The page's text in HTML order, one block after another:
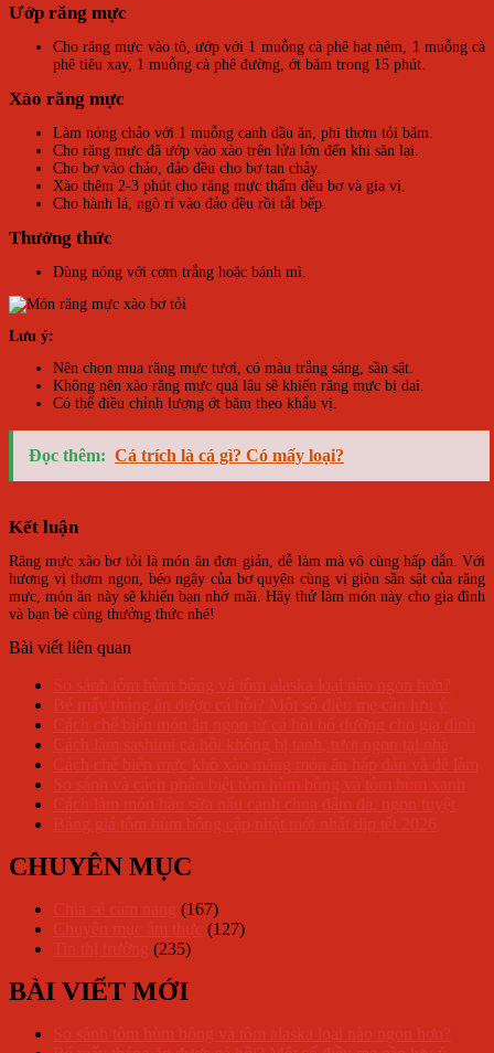
Ướp răng mực
Cho răng mực vào tô, ướp với 1 muỗng cà phê hạt nêm, 1 muỗng cà
phê tiêu xay, 1 muỗng cà phê đường, ớt băm trong 15 phút.
Xào răng mực
Làm nóng chảo với 1 muỗng canh dầu ăn, phi thơm tỏi băm.
Cho răng mực đã ướp vào xào trên lửa lớn đến khi săn lại.
Cho bơ vào chảo, đảo đều cho bơ tan chảy.
Xào thêm 2-3 phút cho răng mực thấm đều bơ và gia vị.
Cho hành lá, ngò rí vào đảo đều rồi tắt bếp.
Thưởng thức
Dùng nóng với cơm trắng hoặc bánh mì.
Lưu ý:
Nên chọn mua răng mực tươi, có màu trắng sáng, sần sật.
Không nên xào răng mực quá lâu sẽ khiến răng mực bị dai.
Có thể điều chỉnh lượng ớt băm theo khẩu vị.
Đọc thêm: Cá trích là cá gì? Có mấy loại?
Kết luận
Răng mực xào bơ tỏi là món ăn đơn giản, dễ làm mà vô cùng hấp dẫn. Với
hương vị thơm ngon, béo ngậy của bơ quyện cùng vị giòn sần sật của răng
mực, món ăn này sẽ khiến bạn nhớ mãi. Hãy thử làm món này cho gia đình
và bạn bè cùng thưởng thức nhé!
Bài viết liên quan
CHUYÊN MỤC
(167)
(127)
(235)
BÀI VIẾT MỚI